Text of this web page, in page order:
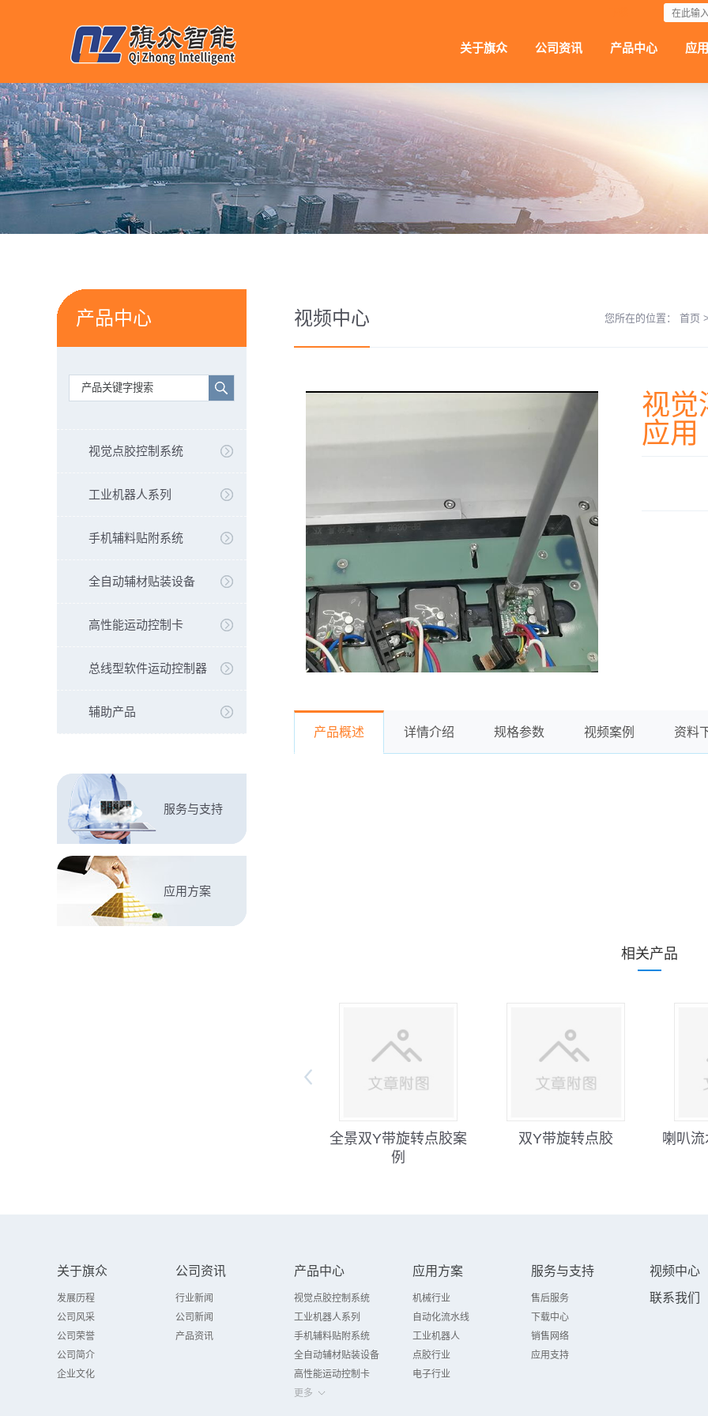
关于旗众 公司资讯 产品中心 应
产品中心
视觉点胶控制系统
工业机器人系列
手机辅料贴附系统
全自动辅材贴装设备
高性能运动控制卡
总线型软件运动控制器
辅助产品
服务与支持
应用方案
视频中心 您所在的位置： 首页
视觉
应用
产品概述 详情介绍 规格参数 视频案例 资料
相关产品
全景双Y带旋转点胶案
例
双Y带旋转点胶 喇叭
关于旗众
发展历程
公司风采
公司荣誉
公司简介
企业文化
公司资讯
行业新闻
公司新闻
产品资讯
产品中心
视觉点胶控制系统
工业机器人系列
手机辅料贴附系统
全自动辅材贴装设备
高性能运动控制卡
更多
应用方案
机械行业
自动化流水线
工业机器人
点胶行业
电子行业
服务与支持
售后服务
下载中心
销售网络
应用支持
视频中心
联系我们